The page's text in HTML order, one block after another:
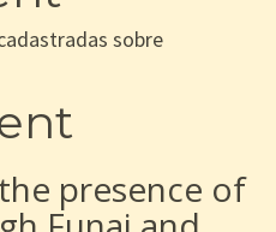
sobre
presence of